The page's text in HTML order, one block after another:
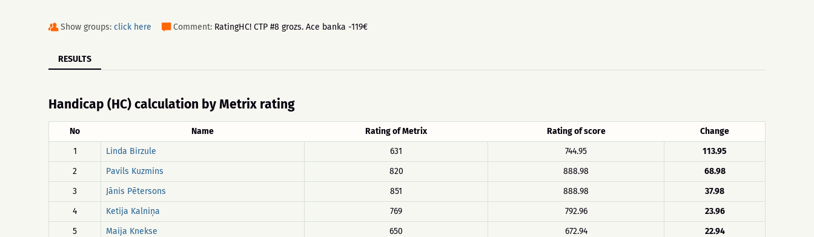
Show groups: click here Comment: RatingHC! CTP #8 grozs. Ace banka -119€
RESULTS
Handicap (HC) calculation by Metrix rating
No Name Rating of Metrix Rating of score
Change
1
Linda Birzule 631 744.95
113.95
2
Pavils Kuzmins 820 888.98
68.98
3
Jānis Pētersons 851 888.98
37.98
4
Ketija Kalniņa 769 792.96
23.96
5
Maija Knekse 650 672.94
22.94